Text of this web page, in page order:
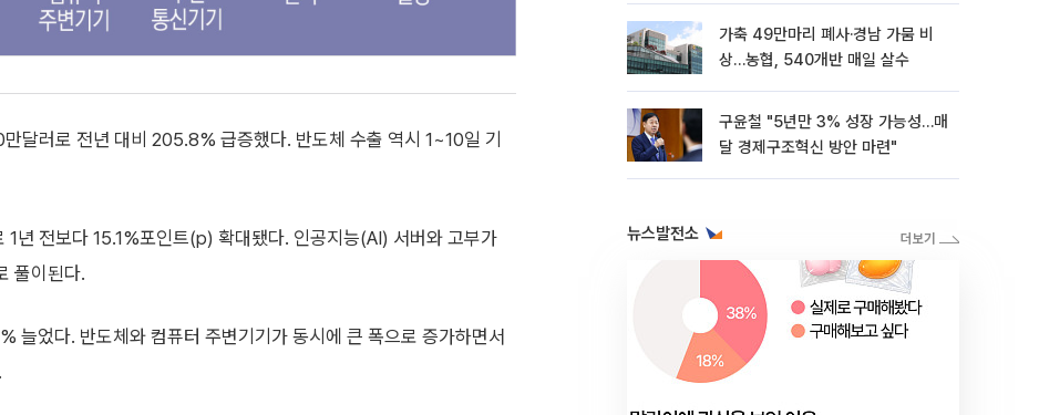
달러로 전년 대비 205.8% 급증했다. 반도체 수출 역시 1~10일 기
년 전보다 15.1%포인트(p) 확대됐다. 인공지능(AI) 서버와 고부가
풀이된다.
었다. 반도체와 컴퓨터 주변기기가 동시에 큰 폭으로 증가하면서
가축 49만마리 폐사·경남 가뭄 비
상…농협, 540개반 매일 살수
구윤철 "5년만 3% 성장 가능성…매
달 경제구조혁신 방안 마련"
뉴스발전소